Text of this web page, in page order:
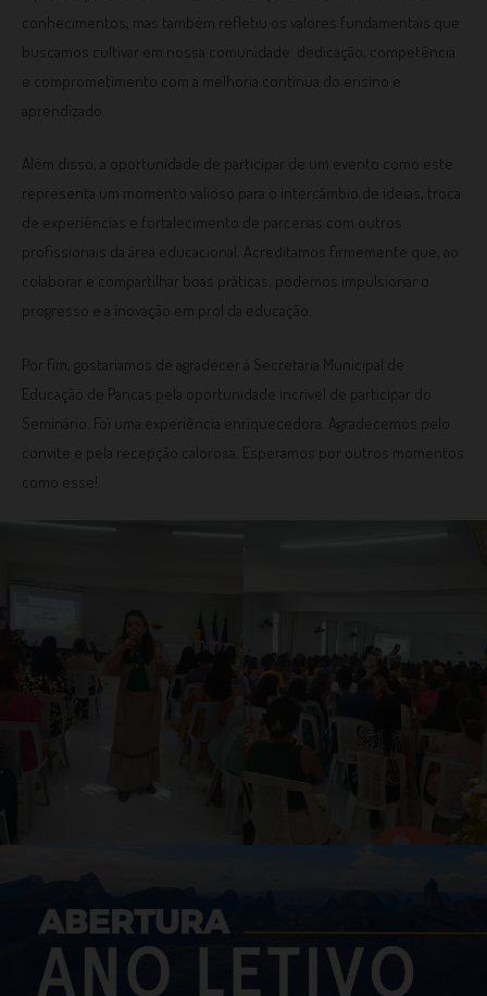
conhecimentos, mas também refletiu os valores fundamentais que
buscamos cultivar em nossa comunidade: dedicação, competência
e comprometimento com a melhoria contínua do ensino e
aprendizado.
Além disso, a oportunidade de participar de um evento como este
representa um momento valioso para o intercâmbio de ideias, troca
de experiências e fortalecimento de parcerias com outros
profissionais da área educacional. Acreditamos firmemente que, ao
colaborar e compartilhar boas práticas, podemos impulsionar o
progresso e a inovação em prol da educação.
Por fim, gostaríamos de agradecer à Secretaria Municipal de
Educação de Pancas pela oportunidade incrível de participar do
Seminário. Foi uma experiência enriquecedora. Agradecemos pelo
convite e pela recepção calorosa. Esperamos por outros momentos
como esse!